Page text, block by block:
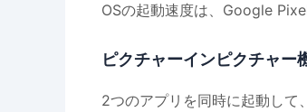
OSの起動速度は、Google
ピクチャーインピクチャー
2つのアプリを同時に起動して